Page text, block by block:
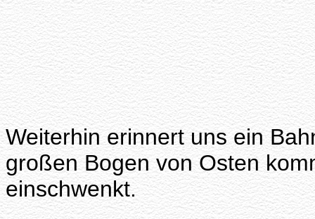
Weiterhin erinnert uns ein
großen Bogen von Osten
einschwenkt.